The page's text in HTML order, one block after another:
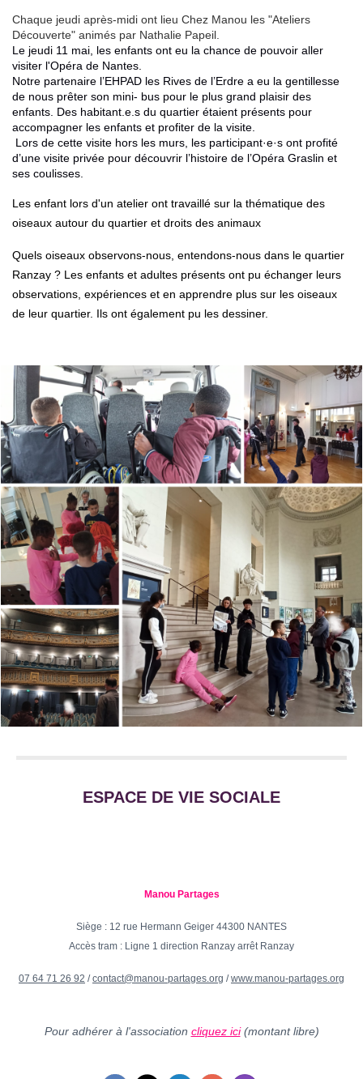
Chaque jeudi après-midi ont lieu Chez Manou les "Ateliers
Découverte" animés par Nathalie Papeil.
Le jeudi 11 mai, les enfants ont eu la chance de pouvoir aller
visiter l'Opéra de Nantes.
Notre partenaire l’EHPAD les Rives de l’Erdre a eu la gentillesse
de nous prêter son mini- bus pour le plus grand plaisir des
enfants. Des habitant.e.s du quartier étaient présents pour
accompagner les enfants et profiter de la visite.
Lors de cette visite hors les murs, les participant·e·s ont profité
d’une visite privée pour découvrir l’histoire de l’Opéra Graslin et
ses coulisses.
Les enfant lors d'un atelier ont travaillé sur la thématique des
oiseaux autour du quartier et droits des animaux
Quels oiseaux observons-nous, entendons-nous dans le quartier
Ranzay ? Les enfants et adultes présents ont pu échanger leurs
observations, expériences et en apprendre plus sur les oiseaux
de leur quartier. Ils ont également pu les dessiner.
ESPACE DE VIE SOCIALE
Manou Partages
Siège : 12 rue Hermann Geiger 44300 NANTES
Accès tram : Ligne 1 direction Ranzay arrêt Ranzay
07 64 71 26 92 /contact@manou-partages.org /www.manou-partages.org
Pour adhérer à l'association cliquez ici(montant libre)